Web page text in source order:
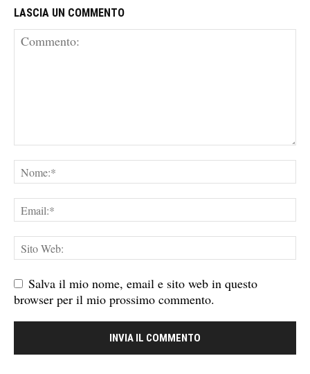
LASCIA UN COMMENTO
Salva il mio nome, email e sito web in questo
browser per il mio prossimo commento.